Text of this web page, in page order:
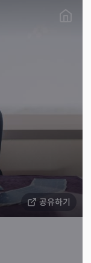
공유하기